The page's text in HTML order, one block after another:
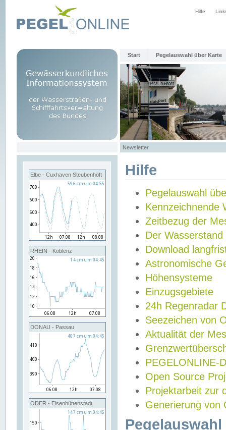
Hilfe
Start Pegelauswahl über Karte
Newsletter
Elbe - Cuxhaven Steubenhöft
RHEIN - Koblenz
DONAU - Passau
ODER - Eisenhüttenstadt
Hilfe
Pegelauswahl
Kennzeichnende
Zeitbezug der
Der Wasserstand
Download
Astronomische
Höhensysteme
Einzugsgebiete
24h Regenradar
Seezeichen von
Aktualität der
PEGELONLINE-
Open Source
Projektarbeit zur
Generierung von